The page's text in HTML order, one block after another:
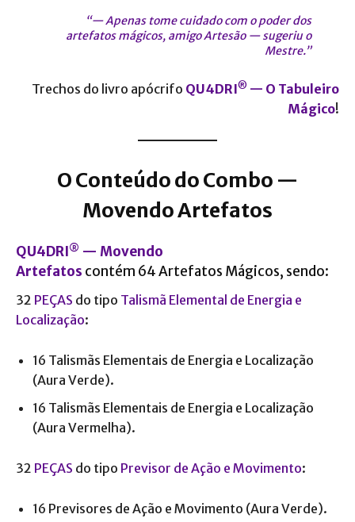
“— Apenas tome cuidado com o poder dos
artefatos mágicos, amigo Artesão — sugeriu o
Mestre.”
Trechos do livro apócrifo QU4DRI® — O Tabuleiro
Mágico!
O Conteúdo do Combo —
Movendo Artefatos
QU4DRI® — Movendo
Artefatos contém 64 Artefatos Mágicos, sendo:
32 PEÇAS do tipo Talismã Elemental de Energia e
Localização:
16 Talismãs Elementais de Energia e Localização
(Aura Verde).
16 Talismãs Elementais de Energia e Localização
(Aura Vermelha).
32 PEÇAS do tipo Previsor de Ação e Movimento:
16 Previsores de Ação e Movimento (Aura Verde).